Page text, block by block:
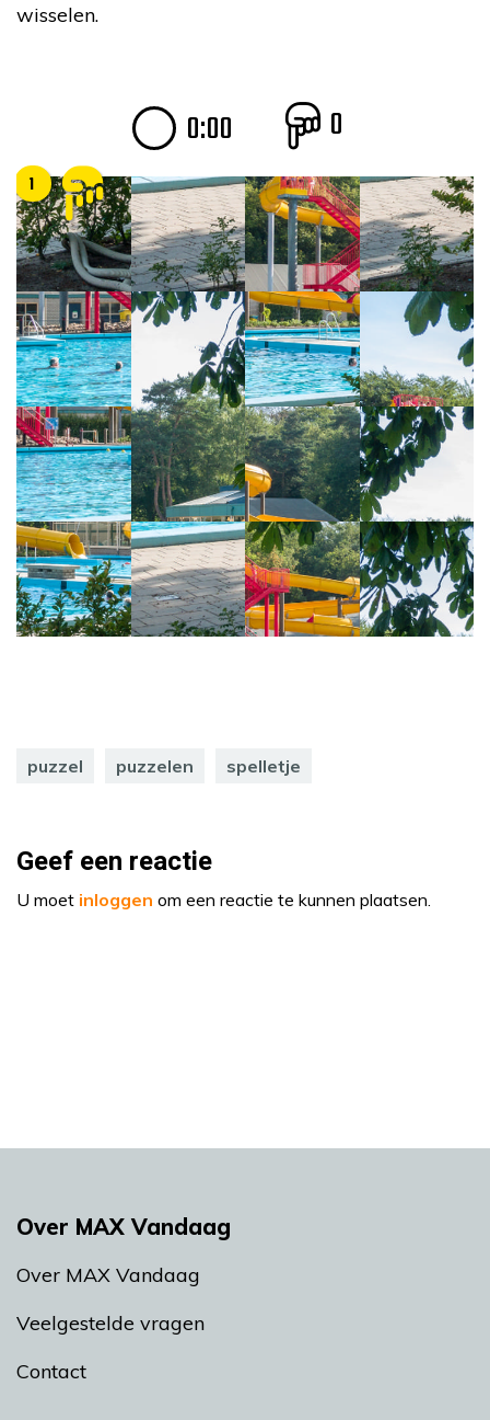
wisselen.
puzzel puzzelen spelletje
Geef een reactie
U moet inloggen om een reactie te kunnen plaatsen.
Over MAX Vandaag
Over MAX Vandaag
Veelgestelde vragen
Contact